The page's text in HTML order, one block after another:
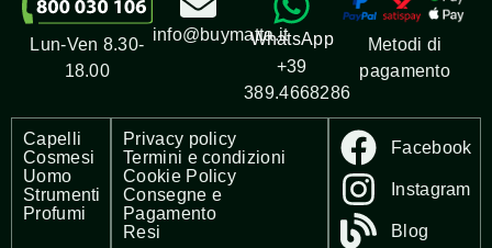
Lun-Ven 8.30-
18.00
info@buymatta.itWhatsApp
+39
389.4668286
Metodi di
pagamento
Capelli
Cosmesi
Uomo
Strumenti
Profumi
Privacy policy
Termini e condizioni
Cookie Policy
Consegne e
Pagamento
Resi
Facebook
Instagram
Blog